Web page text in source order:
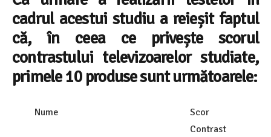
cadrul acestui studiu a reieșit faptul
că, în ceea ce privește scorul
contrastului televizoarelor studiate,
primele 10 produse sunt următoarele:
Nume
Scor
Contrast